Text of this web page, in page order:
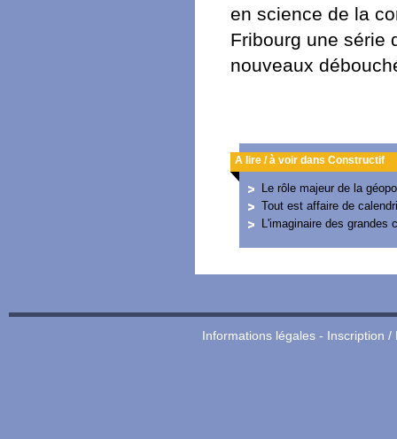
en science de la
Fribourg une série
nouveaux
A lire / à voir dans Constructif
Le rôle majeur de la
Tout est affaire de
L'imaginaire des grandes
Informations légales- Inscription